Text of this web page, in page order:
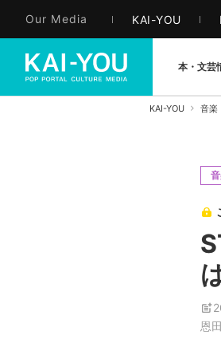
Our Media KAI-YOU
本・文芸
KAI-YOU 音楽
恩